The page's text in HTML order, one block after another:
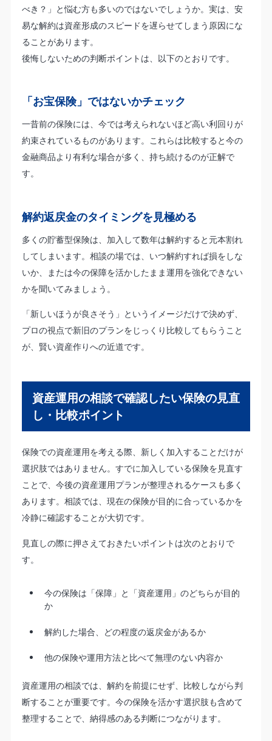
べき？」と悩む方も多いのではないでしょうか。実は、安
易な解約は資産形成のスピードを遅らせてしまう原因にな
ることがあります。
後悔しないための判断ポイントは、以下のとおりです。
「お宝保険」ではないかチェック
一昔前の保険には、今では考えられないほど高い利回りが
約束されているものがあります。これらは比較すると今の
金融商品より有利な場合が多く、持ち続けるのが正解で
す。
解約返戻金のタイミングを見極める
多くの貯蓄型保険は、加入して数年は解約すると元本割れ
してしまいます。相談の場では、いつ解約すれば損をしな
いか、または今の保障を活かしたまま運用を強化できない
かを聞いてみましょう。
「新しいほうが良さそう」というイメージだけで決めず、
プロの視点で新旧のプランをじっくり比較してもらうこと
が、賢い資産作りへの近道です。
資産運用の相談で確認したい保険の見直
し・比較ポイント
保険での資産運用を考える際、新しく加入することだけが
選択肢ではありません。すでに加入している保険を見直す
ことで、今後の資産運用プランが整理されるケースも多く
あります。相談では、現在の保険が目的に合っているかを
冷静に確認することが大切です。
見直しの際に押さえておきたいポイントは次のとおりで
す。
今の保険は「保障」と「資産運用」のどちらが目的
か
解約した場合、どの程度の返戻金があるか
他の保険や運用方法と比べて無理のない内容か
資産運用の相談では、解約を前提にせず、比較しながら判
断することが重要です。今の保険を活かす選択肢も含めて
整理することで、納得感のある判断につながります。